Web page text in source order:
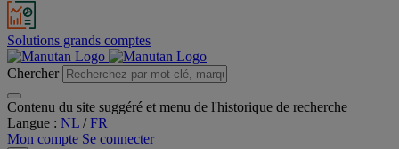
Solutions grands comptes
Chercher
Contenu du site suggéré et menu de l'historique de recherche
Langue : NL /FR
Mon compte Se connecter